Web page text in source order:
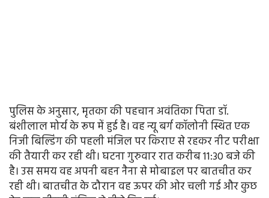
पुलिस के अनुसार, मृतका की पहचान अवंतिका पिता डॉ.
बंशीलाल मोर्य के रूप में हुई है। वह न्यू बर्ग कॉलोनी स्थित एक
निजी बिल्डिंग की पहली मंजिल पर किराए से रहकर नीट परीक्षा
की तैयारी कर रही थी। घटना गुरुवार रात करीब 11:30 बजे की
है। उस समय वह अपनी बहन नैना से मोबाइल पर बातचीत कर
रही थी। बातचीत के दौरान वह ऊपर की ओर चली गई और कुछ